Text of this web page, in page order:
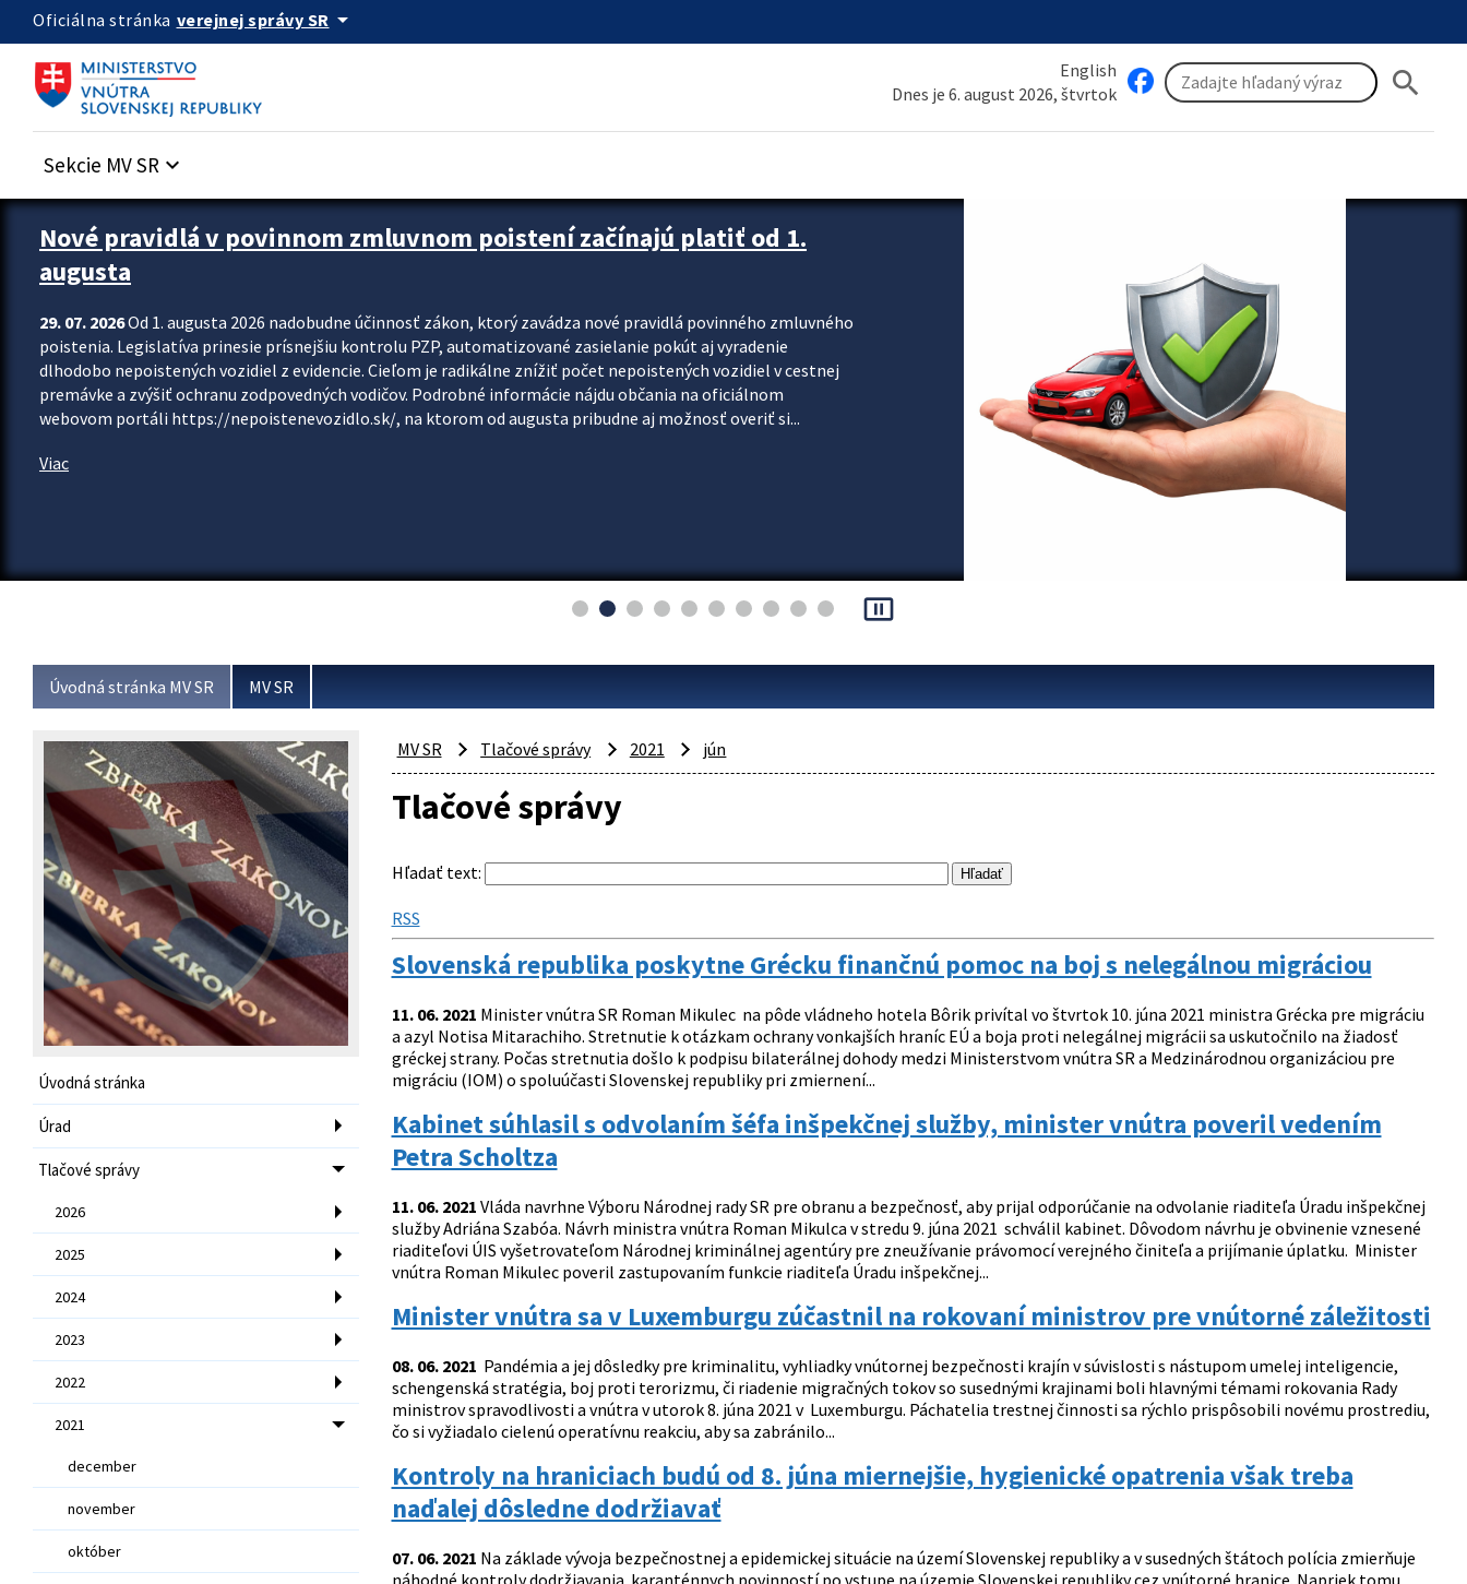
Preskocit na hlavný obsah
Oficiálna stránka verejnej správy SR arrow_drop_down
English
Dnes je 6. august 2026, štvrtok
search
Sekcie MV SR keyboard_arrow_down
Zastavit automatický posun upútavok
Nové pravidlá v povinnom zmluvnom poistení začínajú platiť od 1.
augusta
29. 07. 2026Od 1. augusta 2026 nadobudne účinnosť zákon, ktorý zavádza nové pravidlá povinného zmluvného
poistenia. Legislatíva prinesie prísnejšiu kontrolu PZP, automatizované zasielanie pokút aj vyradenie
dlhodobo nepoistených vozidiel z evidencie. Cieľom je radikálne znížiť počet nepoistených vozidiel v cestnej
premávke a zvýšiť ochranu zodpovedných vodičov. Podrobné informácie nájdu občania na oficiálnom
webovom portáli https://nepoistenevozidlo.sk/, na ktorom od augusta pribudne aj možnosť overiť si...
Viac
pause_presentation
Úvodná stránka MV SR MV SR
Úvodná stránka
Úrad
Tlačové správy
2026
2025
2024
2023
2022
2021
december
november
október
MV SR Tlačové správy 2021 jún
Tlačové správy
Hľadať text:
RSS
Slovenská republika poskytne Grécku finančnú pomoc na boj s nelegálnou migráciou
11. 06. 2021 Minister vnútra SR Roman Mikulec na pôde vládneho hotela Bôrik privítal vo štvrtok 10. júna 2021 ministra Grécka pre migráciu
a azyl Notisa Mitarachiho. Stretnutie k otázkam ochrany vonkajších hraníc EÚ a boja proti nelegálnej migrácii sa uskutočnilo na žiadosť
gréckej strany. Počas stretnutia došlo k podpisu bilaterálnej dohody medzi Ministerstvom vnútra SR a Medzinárodnou organizáciou pre
migráciu (IOM) o spoluúčasti Slovenskej republiky pri zmiernení...
Kabinet súhlasil s odvolaním šéfa inšpekčnej služby, minister vnútra poveril vedením
Petra Scholtza
11. 06. 2021 Vláda navrhne Výboru Národnej rady SR pre obranu a bezpečnosť, aby prijal odporúčanie na odvolanie riaditeľa Úradu inšpekčnej
služby Adriána Szabóa. Návrh ministra vnútra Roman Mikulca v stredu 9. júna 2021 schválil kabinet. Dôvodom návrhu je obvinenie vznesené
riaditeľovi ÚIS vyšetrovateľom Národnej kriminálnej agentúry pre zneužívanie právomocí verejného činiteľa a prijímanie úplatku. Minister
vnútra Roman Mikulec poveril zastupovaním funkcie riaditeľa Úradu inšpekčnej...
Minister vnútra sa v Luxemburgu zúčastnil na rokovaní ministrov pre vnútorné záležitosti
08. 06. 2021 Pandémia a jej dôsledky pre kriminalitu, vyhliadky vnútornej bezpečnosti krajín v súvislosti s nástupom umelej inteligencie,
schengenská stratégia, boj proti terorizmu, či riadenie migračných tokov so susednými krajinami boli hlavnými témami rokovania Rady
ministrov spravodlivosti a vnútra v utorok 8. júna 2021 v Luxemburgu. Páchatelia trestnej činnosti sa rýchlo prispôsobili novému prostrediu,
čo si vyžiadalo cielenú operatívnu reakciu, aby sa zabránilo...
Kontroly na hraniciach budú od 8. júna miernejšie, hygienické opatrenia však treba
naďalej dôsledne dodržiavať
07. 06. 2021 Na základe vývoja bezpečnostnej a epidemickej situácie na území Slovenskej republiky a v susedných štátoch polícia zmierňuje
náhodné kontroly dodržiavania karanténnych povinností po vstupe na územie Slovenskej republiky cez vnútorné hranice. Napriek tomu